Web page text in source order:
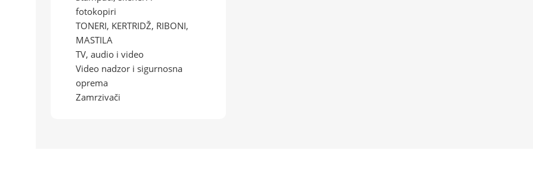
fotokopiri
TONERI, KERTRIDŽ, RIBONI,
MASTILA
TV, audio i video
Video nadzor i sigurnosna
oprema
Zamrzivači